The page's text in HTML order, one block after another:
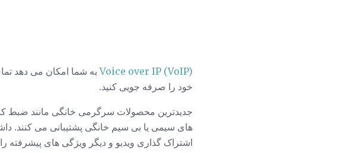
Voice over IP (VoIP)به شما امکان می دهد
خود را صرفه جویی کنید.
های سیمی یا بی سیم خانگی پشتیبانی می کنند.
اشتراک گذاری ویدیو و دیگر ویژگی های پیشرفته